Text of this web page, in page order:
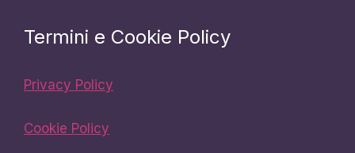
Termini e Cookie Policy
Privacy Policy
Cookie Policy